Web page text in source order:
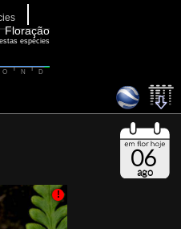
O N D
Floração
espécies
06
ago
!